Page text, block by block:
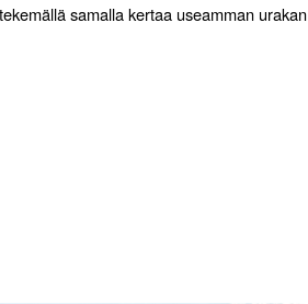
samalla kertaa useamman urakan